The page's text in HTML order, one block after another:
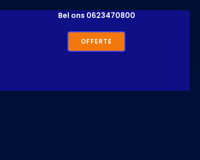
Bel ons 0623470800
OFFERTE